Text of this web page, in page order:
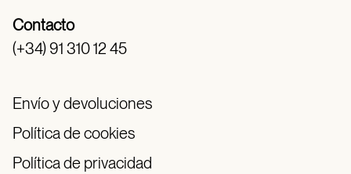
Contacto
(+34) 91 310 12 45
Envío y devoluciones
Política de cookies
Política de privacidad